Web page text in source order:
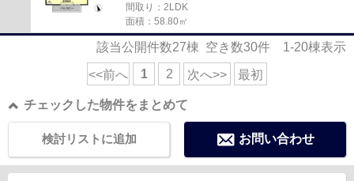
間取り：2LDK
面積：58.80㎡
該当公開件数27棟 空き数30件 1-20棟表示
<<前へ 1 2 次へ>> 最初
チェックした物件をまとめて
お問い合わせ
検討リストに追加